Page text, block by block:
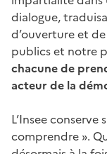
dialogue,
d’ouverture et
publics et notre
chacune de
acteur de la
L’Insee
comprendre ».